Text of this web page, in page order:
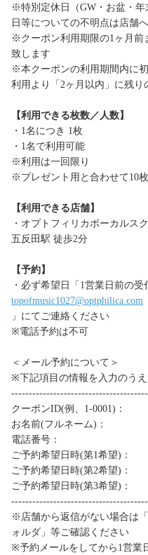
※特別定休日（GW・お盆・
日等についての不明点は店舗
※クーポン利用期限の1ヶ月前
致します
※本クーポンの利用期間内に
利用より「2ヶ月以内」に残
【利用できる枚数／人数】
・1名につき 1枚
・1名で利用可能
※利用は一回限り
※プレゼント用と合わせて10
【利用できる店舗】
・オプトフィリカボーカルスク
五反田駅 徒歩2分
【予約】
・必ず希望日「1営業日前の
topofmusic1027@optphilica.com
」にてご連絡ください
※電話予約は不可
＜メール予約について＞
※下記項目の情報を入力のう
クーポンID(例、1-0001)：
お名前(フルネーム)：
電話番号：
ご予約希望日時(第1希望)：
ご予約希望日時(第2希望)：
ご予約希望日時(第3希望)：
※店舗から返信がない場合は
ォルダ」等ご確認ください
※予約メールをしてから1営業